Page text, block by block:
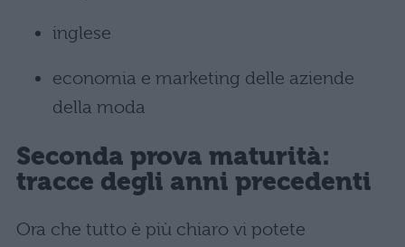
inglese
economia e marketing delle aziende
della moda
Seconda prova maturità:
tracce degli anni precedenti
Ora che tutto è più chiaro vi potete